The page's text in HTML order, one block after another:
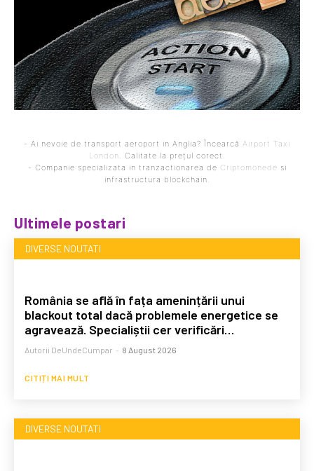
- Ai nevoie de transport aeroport in Anglia? Încearcă Airport Taxi
London
. Calitate la prețul corect.
- Companie specializata in tranzactionarea de Criptomonede si
infrastructura blockchain.
Ultimele postari
DIVERSE NOUTATI
România se află în fața amenințării unui
blackout total dacă problemele energetice se
agravează. Specialiștii cer verificări…
Autorii DeUndeCumpar - 8 August 2026
CITIȚI MAI MULT
DIVERSE NOUTATI